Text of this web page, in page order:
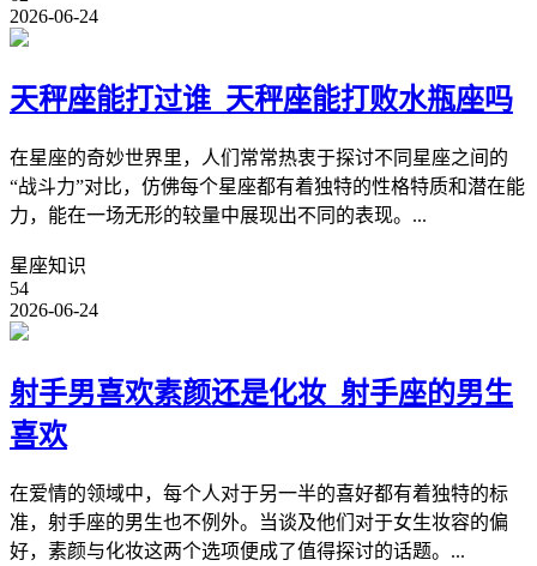
2026-06-24
天秤座能打过谁_天秤座能打败水瓶座吗
在星座的奇妙世界里，人们常常热衷于探讨不同星座之间的
“战斗力”对比，仿佛每个星座都有着独特的性格特质和潜在能
力，能在一场无形的较量中展现出不同的表现。...
星座知识
54
2026-06-24
射手男喜欢素颜还是化妆_射手座的男生
喜欢
在爱情的领域中，每个人对于另一半的喜好都有着独特的标
准，射手座的男生也不例外。当谈及他们对于女生妆容的偏
好，素颜与化妆这两个选项便成了值得探讨的话题。...